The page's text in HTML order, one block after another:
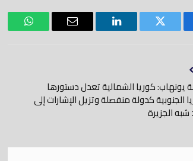
تويتر لينكدود
بريد
واتساب
يونهاب: كوريا الشمالية تعدل دستورها
الجنوبية كدولة منفصلة وتزيل الإشارات إلى
الجزيرة